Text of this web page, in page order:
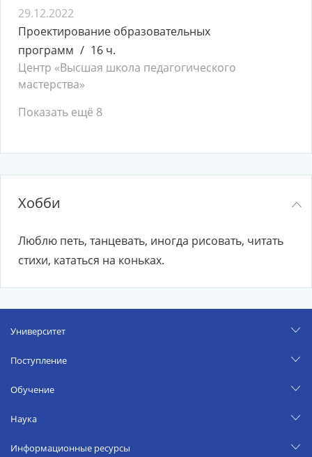
29.12.2022
Проектирование образовательных
программ
16 ч.
Центр «Высшая школа педагогического
мастерства»
Показать ещё 8
Хобби
Люблю петь, танцевать, иногда рисовать, читать
стихи, кататься на коньках.
Университет
Поступление
Обучение
Наука
Информационные ресурсы